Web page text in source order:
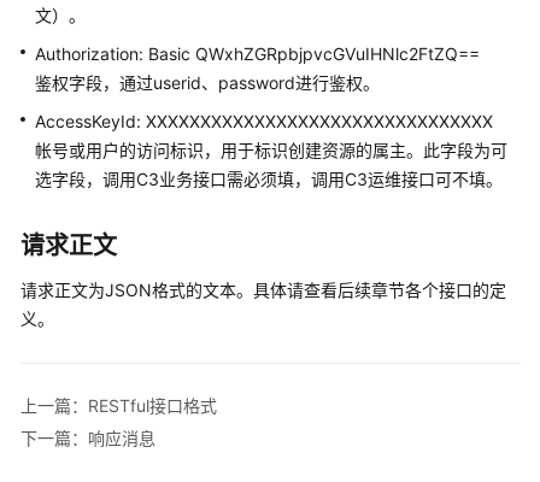
端
(JS)
用
户
入
——
网
接
入
文）。
Authorization: Basic QWxhZGRpbjpvcGVuIHNlc2FtZQ==
鉴权字段，通过userid、password进行鉴权。
AccessKeyId: XXXXXXXXXXXXXXXXXXXXXXXXXXXXXXXX
帐号或用户的访问标识，用于标识创建资源的属主。此字段为可
选字段，调用C3业务接口需必须填，调用C3运维接口可不填。
请求正文
请求正文为JSON格式的文本。具体请查看后续章节各个接口的定
义。
上一篇：RESTful接口格式
下一篇：响应消息